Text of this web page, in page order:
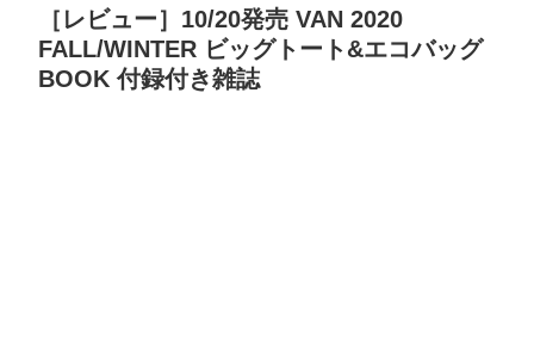
［レビュー］10/20発売 VAN 2020
FALL/WINTER ビッグトート&エコバッグ
BOOK 付録付き雑誌